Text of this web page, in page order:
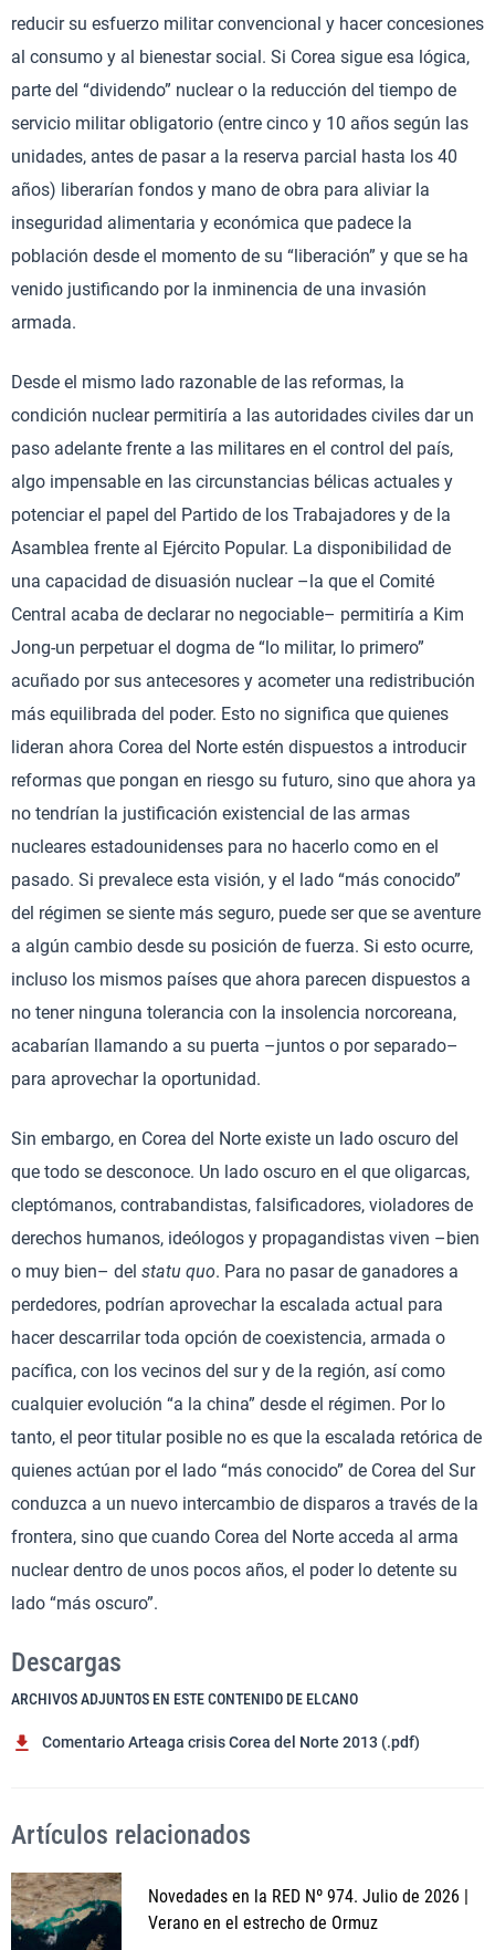
reducir su esfuerzo militar convencional y hacer concesiones
al consumo y al bienestar social. Si Corea sigue esa lógica,
parte del “dividendo” nuclear o la reducción del tiempo de
servicio militar obligatorio (entre cinco y 10 años según las
unidades, antes de pasar a la reserva parcial hasta los 40
años) liberarían fondos y mano de obra para aliviar la
inseguridad alimentaria y económica que padece la
población desde el momento de su “liberación” y que se ha
venido justificando por la inminencia de una invasión
armada.
Desde el mismo lado razonable de las reformas, la
condición nuclear permitiría a las autoridades civiles dar un
paso adelante frente a las militares en el control del país,
algo impensable en las circunstancias bélicas actuales y
potenciar el papel del Partido de los Trabajadores y de la
Asamblea frente al Ejército Popular. La disponibilidad de
una capacidad de disuasión nuclear –la que el Comité
Central acaba de declarar no negociable– permitiría a Kim
Jong-un perpetuar el dogma de “lo militar, lo primero”
acuñado por sus antecesores y acometer una redistribución
más equilibrada del poder. Esto no significa que quienes
lideran ahora Corea del Norte estén dispuestos a introducir
reformas que pongan en riesgo su futuro, sino que ahora ya
no tendrían la justificación existencial de las armas
nucleares estadounidenses para no hacerlo como en el
pasado. Si prevalece esta visión, y el lado “más conocido”
del régimen se siente más seguro, puede ser que se aventure
a algún cambio desde su posición de fuerza. Si esto ocurre,
incluso los mismos países que ahora parecen dispuestos a
no tener ninguna tolerancia con la insolencia norcoreana,
acabarían llamando a su puerta –juntos o por separado–
para aprovechar la oportunidad.
Sin embargo, en Corea del Norte existe un lado oscuro del
que todo se desconoce. Un lado oscuro en el que oligarcas,
cleptómanos, contrabandistas, falsificadores, violadores de
derechos humanos, ideólogos y propagandistas viven –bien
o muy bien– del statu quo. Para no pasar de ganadores a
perdedores, podrían aprovechar la escalada actual para
hacer descarrilar toda opción de coexistencia, armada o
pacífica, con los vecinos del sur y de la región, así como
cualquier evolución “a la china” desde el régimen. Por lo
tanto, el peor titular posible no es que la escalada retórica de
quienes actúan por el lado “más conocido” de Corea del Sur
conduzca a un nuevo intercambio de disparos a través de la
frontera, sino que cuando Corea del Norte acceda al arma
nuclear dentro de unos pocos años, el poder lo detente su
lado “más oscuro”.
Descargas
ARCHIVOS ADJUNTOS EN ESTE CONTENIDO DE ELCANO
Comentario Arteaga crisis Corea del Norte 2013 (.pdf)
Artículos relacionados
Novedades en la RED Nº 974. Julio de 2026 |
Verano en el estrecho de Ormuz